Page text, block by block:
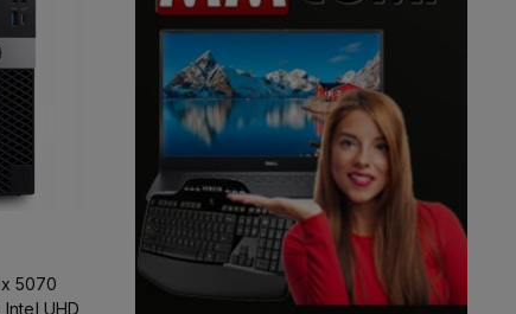
5070
Intel UHD